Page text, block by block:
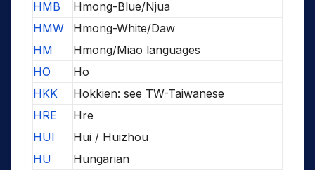
HMB
Hmong-Blue/Njua
HMW
Hmong-White/Daw
HM
Hmong/Miao languages
HO
Ho
HKK
Hokkien: see TW-Taiwanese
HRE
Hre
HUI
Hui / Huizhou
HU
Hungarian